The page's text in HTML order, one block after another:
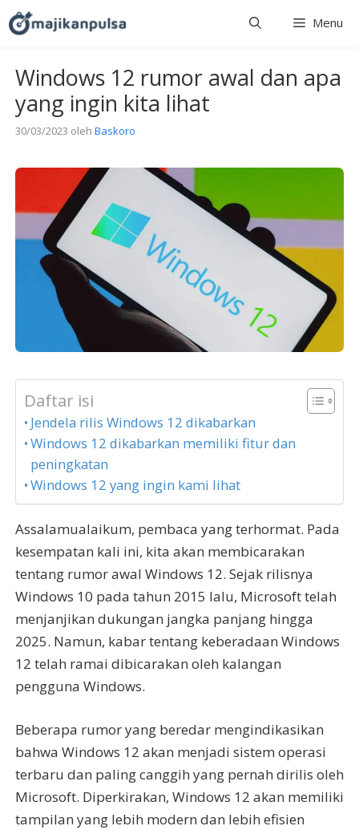
Langsung
ke
Menu
Windows 12 rumor awal dan apa
yang ingin kita lihat
30/03/2023 oleh Baskoro
Daftar isi
Jendela rilis Windows 12 dikabarkan
Windows 12 dikabarkan memiliki fitur dan
peningkatan
Windows 12 yang ingin kami lihat
Assalamualaikum, pembaca yang terhormat. Pada
kesempatan kali ini, kita akan membicarakan
tentang rumor awal Windows 12. Sejak rilisnya
Windows 10 pada tahun 2015 lalu, Microsoft telah
menjanjikan dukungan jangka panjang hingga
2025. Namun, kabar tentang keberadaan Windows
12 telah ramai dibicarakan oleh kalangan
pengguna Windows.
Beberapa rumor yang beredar mengindikasikan
bahwa Windows 12 akan menjadi sistem operasi
terbaru dan paling canggih yang pernah dirilis oleh
Microsoft. Diperkirakan, Windows 12 akan memiliki
tampilan yang lebih modern dan lebih efisien